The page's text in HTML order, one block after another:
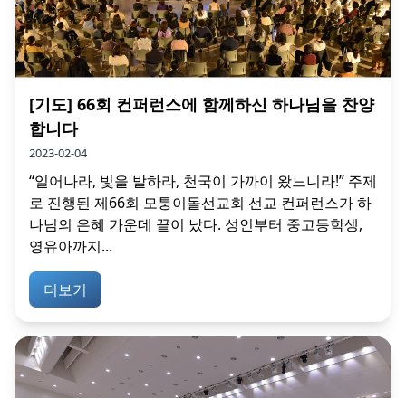
[기도] 66회 컨퍼런스에 함께하신 하나님을 찬양
합니다
2023-02-04
“일어나라, 빛을 발하라, 천국이 가까이 왔느니라!” 주제
로 진행된 제66회 모퉁이돌선교회 선교 컨퍼런스가 하
나님의 은혜 가운데 끝이 났다. 성인부터 중고등학생,
영유아까지...
더보기